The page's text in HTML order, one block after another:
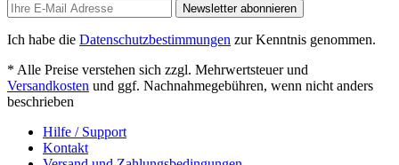
Newsletter abonnieren
Ich habe die Datenschutzbestimmungen zur Kenntnis genommen.
* Alle Preise verstehen sich zzgl. Mehrwertsteuer und
Versandkosten und ggf. Nachnahmegebühren, wenn nicht anders
beschrieben
Hilfe / Support
Kontakt